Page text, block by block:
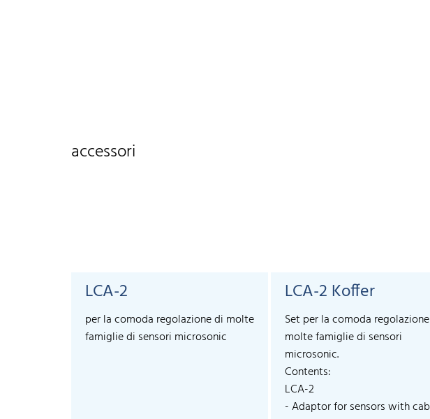
accessori
LCA-2
per la comoda regolazione di molte
famiglie di sensori microsonic
LCA-2 Koffer
Set per la comoda
molte famiglie di sensori
microsonic.
Contents:
LCA-2
- Adaptor for sensors with